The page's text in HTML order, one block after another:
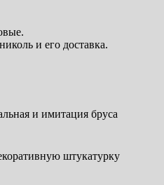
и его доставка.
и имитация бруса
штукатурку